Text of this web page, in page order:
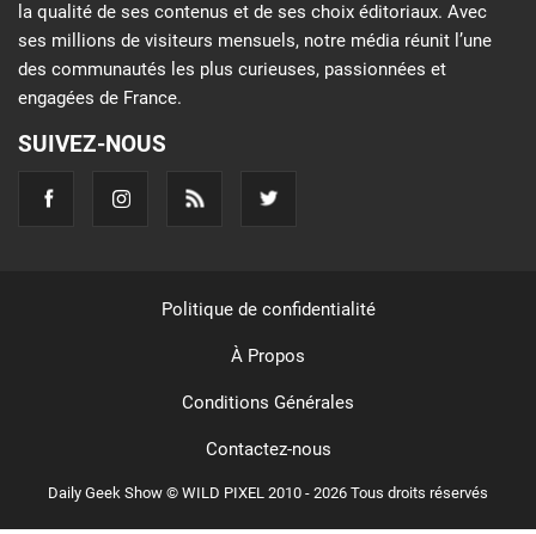
la qualité de ses contenus et de ses choix éditoriaux. Avec
ses millions de visiteurs mensuels, notre média réunit l’une
des communautés les plus curieuses, passionnées et
engagées de France.
SUIVEZ-NOUS
Daily Geek Show © WILD PIXEL 2010 - 2026 Tous droits réservés
Politique de confidentialité
À Propos
Conditions Générales
Contactez-nous